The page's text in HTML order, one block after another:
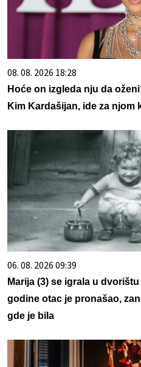
08. 08. 2026 18:28
Hoće on izgleda nju da
Kim Kardašijan, ide za njom
06. 08. 2026 09:39
Marija (3) se igrala u
godine otac je pronašao,
gde je bila